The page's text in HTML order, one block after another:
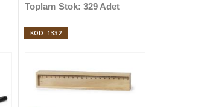
Toplam Stok: 329 Adet
KOD: 1332